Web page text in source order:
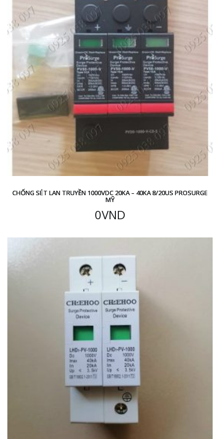
CHỐNG SÉT LAN TRUYỀN 1000VDC 20KA – 40KA 8/20US PROSURGE
MỸ
0VND